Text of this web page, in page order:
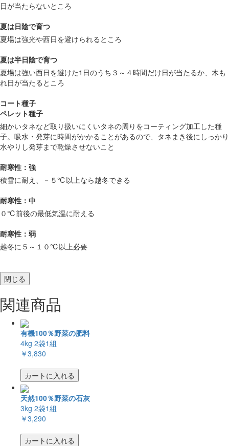
日が当たらないところ
夏は日陰で育つ
夏場は強光や西日を避けられるところ
夏は半日陰で育つ
夏場は強い西日を避けた1日のうち３～４時間だけ日が当たるか、木も
れ日が当たるところ
コート種子
ペレット種子
細かいタネなど取り扱いにくいタネの周りをコーティング加工した種
子。吸水・発芽に時間がかかることがあるので、タネまき後にしっかり
水やりし発芽まで乾燥させないこと
耐寒性：強
積雪に耐え、－５℃以上なら越冬できる
耐寒性：中
０℃前後の最低気温に耐える
耐寒性：弱
越冬に５～１０℃以上必要
閉じる
関連商品
有機100％野菜の肥料
4kg 2袋1組
￥3,830
カートに入れる
天然100％野菜の石灰
3kg 2袋1組
￥3,290
カートに入れる